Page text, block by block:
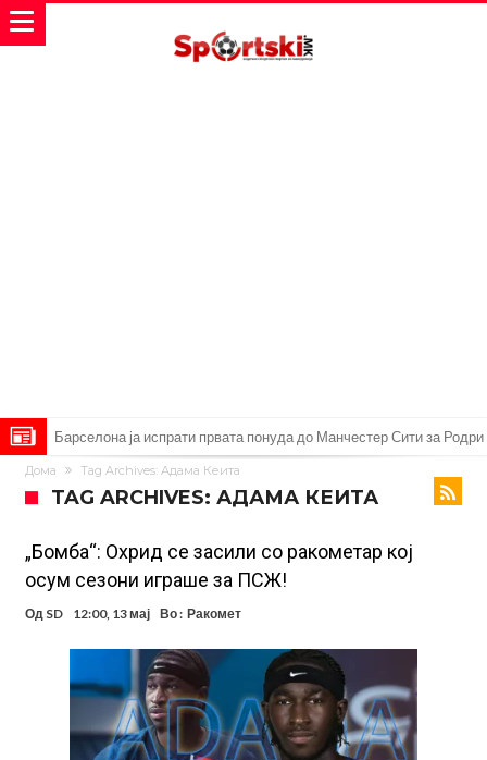
Барселона ја испрати првата понуда до Манчестер Сити за Родри
Манчестер Сити веќе му најде замена на Родри, и тоа во голем
Само два играчи во историјата на фудбалот го
направиле„невозможното“: Едниот е Меси, знаете ли кој е
другиот?
Атлетико Мадрид презема (не)очекуван потег!
Истината излезе на виделина: Родри како никој никогаш го понижи
Реал, подобро да не доаѓа во Мадрид!
Пресврт во трансферот на Ромеро? Интер нема доволно
средства, Атлетико ја следи ситуацијата
ГОТОВО Е! Челси носи нов лев бек – трансфер вреден 21 милион
евра
Рафаел Леао со нова понуда од Турција
Тикет на денот (петок, 07.08.2026)
Дома Tag Archives: Адама Кеита
TAG ARCHIVES: АДАМА КЕИТА
„Бомба“: Охрид се засили со ракометар кој
осум сезони играше за ПСЖ!
Од SD 12:00, 13 мај Во : Ракомет